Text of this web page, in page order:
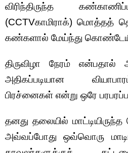
விரிந்திருந்த
(CCTVகாமிராக்) மொத்தத்
கண்களால் மேய்ந்து
திருவிழா நேரம் என்பதால்
அதிகப்படியான
பிரச்னைகள் என்று ஒரே
தனது தலையில்
அவ்வப்போது ஒவ்வொரு